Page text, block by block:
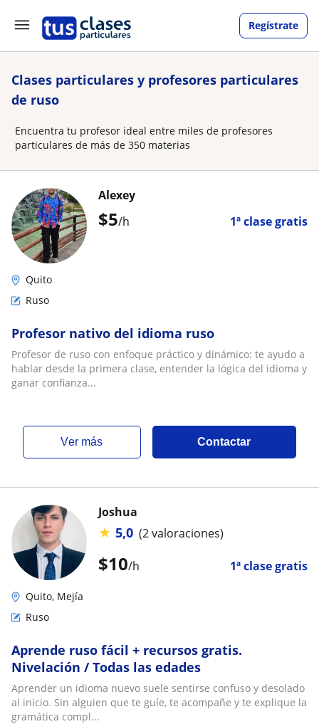
Regístrate
Clases particulares y profesores particulares
de ruso
Encuentra tu profesor ideal entre miles de profesores
particulares de más de 350 materias
$5/h 1ª clase gratis
Alexey
Quito
Ruso
Profesor nativo del idioma ruso
Profesor de ruso con enfoque práctico y dinámico: te ayudo a
hablar desde la primera clase, entender la lógica del idioma y
ganar confianza...
ver más Contactar
$10/h 1ª clase gratis
Joshua
★ 5,0 (2 valoraciones)
Quito, Mejía
Ruso
Aprende ruso fácil + recursos gratis.
Nivelación / Todas las edades
Aprender un idioma nuevo suele sentirse confuso y desolado
al inicio. Sin alguien que te guíe, te acompañe y te explique la
gramática compl...